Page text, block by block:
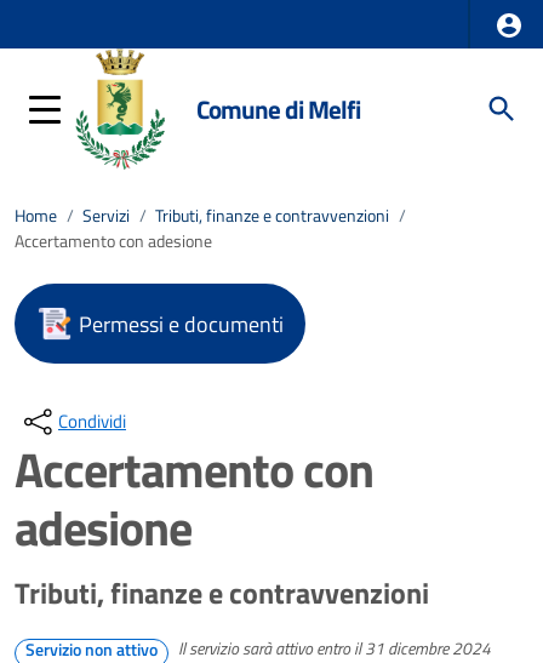
Comune di Melfi
Home / Servizi / Tributi, finanze e contravvenzioni /
Accertamento con adesione
Permessi e documenti
Condividi
Accertamento con
adesione
Tributi, finanze e contravvenzioni
Servizio non attivo Il servizio sarà attivo entro il 31 dicembre 2024